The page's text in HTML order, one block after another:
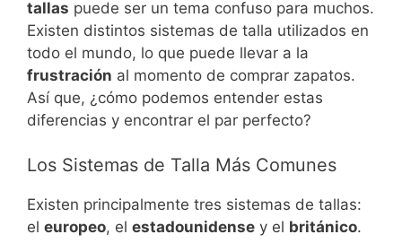
tallas puede ser un tema confuso para muchos.
Existen distintos sistemas de talla utilizados en
todo el mundo, lo que puede llevar a la
frustración al momento de comprar zapatos.
Así que, ¿cómo podemos entender estas
diferencias y encontrar el par perfecto?
Los Sistemas de Talla Más Comunes
Existen principalmente tres sistemas de tallas:
el europeo, el estadounidense y el británico.